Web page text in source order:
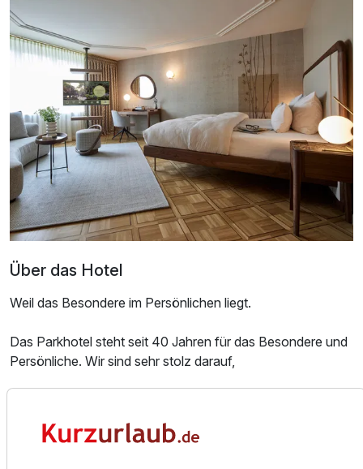
Ausstattung
Für 4 Tage p.P. ab279,00 €
2 Erwachsene
Über das Hotel
Weil das Besondere im Persönlichen liegt.
Das Parkhotel steht seit 40 Jahren für das Besondere und
Persönliche. Wir sind sehr stolz darauf,
Wohlbefinden und die Individualität unserer Gäste und
Mitarbeiter in den Mittelpunkt unseres Wirkens stellt.